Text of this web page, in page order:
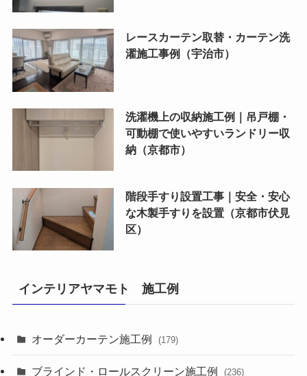
レースカーテン取替・カーテン洗
濯施工事例（宇治市）
洗濯機上の収納施工例｜吊戸棚・
可動棚で使いやすいランドリー収
納（京都市）
階段手すり設置工事｜安全・安心
な木製手すりを設置（京都市伏見
区）
インテリアヤマモト 施工例
オーダーカーテン施工例 (179)
ブラインド・ロールスクリーン施工例 (236)